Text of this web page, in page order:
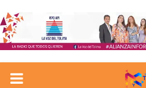
PRIMARY